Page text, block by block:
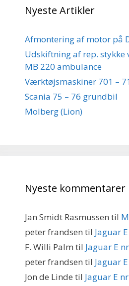
Nyeste Artikler
Afmontering af motor på
Udskiftning af rep.
MB 220 ambulance
Værktøjsmaskiner 701 –
Scania 75 – 76 grundbil
Molberg (Lion)
Nyeste kommentarer
Jan Smidt Rasmussen til
peter frandsen til Jaguar
F. Willi Palm til Jaguar E
peter frandsen til Jaguar
Jon de Linde til Jaguar E